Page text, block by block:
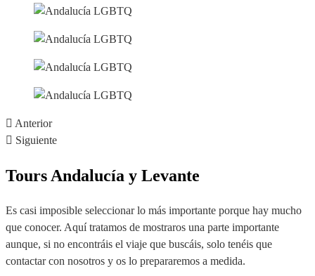
Anterior
Siguiente
Tours Andalucía y Levante
Es casi imposible seleccionar lo más importante porque hay mucho
que conocer. Aquí tratamos de mostraros una parte importante
aunque, si no encontráis el viaje que buscáis, solo tenéis que
contactar con nosotros y os lo prepararemos a medida.